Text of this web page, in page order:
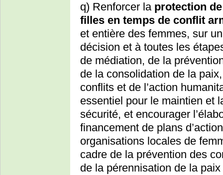
q) Renforcer la protection
filles en temps de conflit
et entière des femmes, sur
décision et à toutes les
de médiation, de la
de la consolidation de la
conflits et de l’action
essentiel pour le maintien et
sécurité, et encourager
financement de plans
organisations locales de
cadre de la prévention des
de la pérennisation de la paix